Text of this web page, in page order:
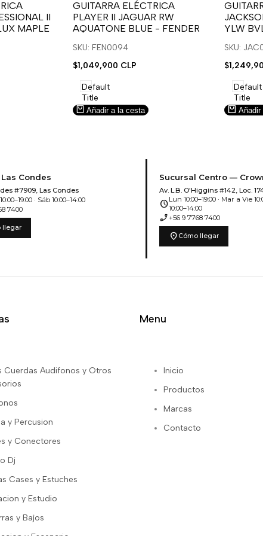
II
MAPLE
para
usar
la
lista
deseos.
para
usar
Compare
GUITARRA ELÉCTRICA
PLAYER II JAGUAR RW
AQUATONE BLUE - FENDER
SKU: FEN0094
Precio
venta
$1,049,900 CLP
Default
Title
Añadir a la cesta
para
usar
la
lista
deseos.
para
usar
YLW
SKU:
Precio
venta
Default
Title
Añadir
Condes
#7909, Las Condes
· Sáb 10:00–14:00
7400
llegar
Sucursal Centro —
Av. L.B. O'Higgins #142, Loc.
scheduleLun 10:00–19:00 · Mar a Vie
10:00–14:00
phone_enabled +56 9 7768 7400
location_on Cómo llegar
Cuerdas Audifonos y Otros
y Percusion
y Conectores
Dj
Cases y Estuches
y Estudio
y Bajos
Menu
Inicio
Productos
Marcas
Contacto